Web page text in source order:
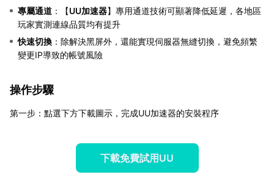
專屬通道 ：【UU加速器】專用通道技術可顯著降低延遲，各地區
玩家實測連線品質均有提升
快速切換 ：除解決黑屏外，還能實現伺服器無縫切換，避免頻繁
變更IP導致的帳號風險
操作步驟
第一步：點選下方下載圖示，完成UU加速器的安裝程序
下載免費試用UU